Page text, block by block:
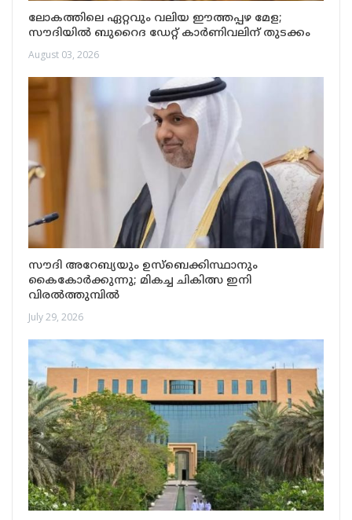
ലോകത്തിലെ ഏറ്റവും വലിയ ഈത്തപ്പഴ മേള;
സൗദിയിൽ ബുറൈദ ഡേറ്റ് കാർണിവലിന് തുടക്കം
August 03, 2026
സൗദി അറേബ്യയും ഉസ്ബെക്കിസ്ഥാനും
കൈകോർക്കുന്നു; മികച്ച ചികിത്സ ഇനി
വിരൽത്തുമ്പിൽ
July 29, 2026